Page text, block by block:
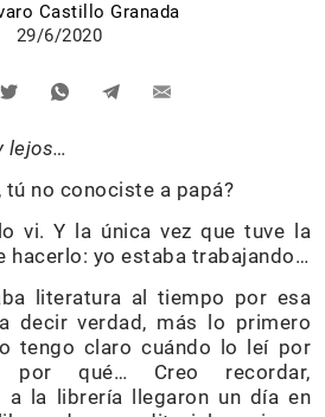
Castillo Granada
29/6/2020
lejos…
tú no conociste a papá?
vi. Y la única vez que tuve la
hacerlo: yo estaba trabajando…
literatura al tiempo por esa
decir verdad, más lo primero
tengo claro cuándo lo leí por
qué… Creo recordar,
a la librería llegaron un día en